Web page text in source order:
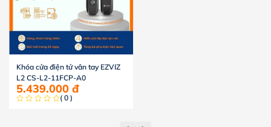
Khóa cửa điện tử vân tay EZVIZ
L2 CS-L2-11FCP-A0
5.439.000 đ
( 0 )